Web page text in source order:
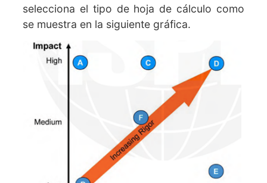
selecciona el tipo de hoja de cálculo como
se muestra en la siguiente gráfica.